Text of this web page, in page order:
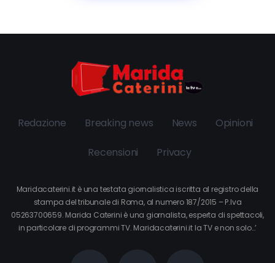
Redazione Breaking news News Opinioni
Recensioni Privacy
Maridacaterini.it è una testata giornalistica iscritta al registro della
stampa del tribunale di Roma, al numero 187/2015 – P.Iva
05263700659. Marida Caterini è una giornalista, esperta di spettacoli,
in particolare di programmi TV. Maridacaterini.it la TV e non solo…’